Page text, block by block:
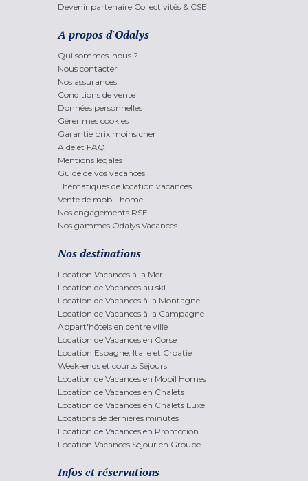
Devenir partenaire Collectivités & CSE
A propos d'Odalys
Qui sommes-nous ?
Nous contacter
Nos assurances
Conditions de vente
Données personnelles
Gérer mes cookies
Garantie prix moins cher
Aide et FAQ
Mentions légales
Guide de vos vacances
Thématiques de location vacances
Vente de mobil-home
Nos engagements RSE
Nos gammes Odalys Vacances
Nos destinations
Location Vacances à la Mer
Location de Vacances au ski
Location de Vacances à la Montagne
Location de Vacances à la Campagne
Appart'hôtels en centre ville
Location de Vacances en Corse
Location Espagne, Italie et Croatie
Week-ends et courts Séjours
Location de Vacances en Mobil Homes
Location de Vacances en Chalets
Location de Vacances en Chalets Luxe
Locations de dernières minutes
Location de Vacances en Promotion
Location Vacances Séjour en Groupe
Infos et réservations